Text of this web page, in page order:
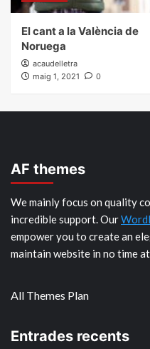
El cant a la València de
Noruega
acaudelletra
maig 1, 2021
0
AF themes
We mainly focus on quality
incredible support. Our
empower you to create an
maintain website in no time at
All Themes Plan
Entrades recents